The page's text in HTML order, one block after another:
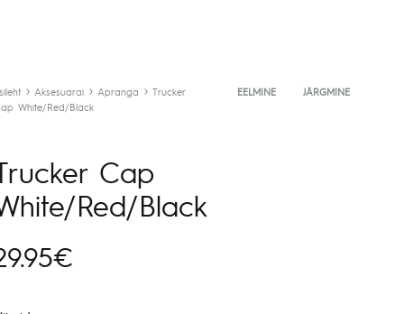
Aksesuarai Apranga
Trucker
White/Red/Black
Toote
EELMINE JÄRGMINE
Cap
Red/Black
€